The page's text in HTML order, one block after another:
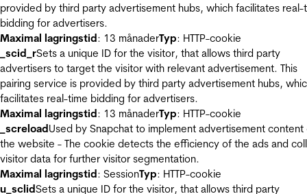
provided by third party advertisement hubs, which facilitates real-
bidding for advertisers.
Maximal lagringstid: 13 månaderTyp: HTTP-cookie
_scid_rSets a unique ID for the visitor, that allows third party
advertisers to target the visitor with relevant advertisement. This
pairing service is provided by third party advertisement hubs,
facilitates real-time bidding for advertisers.
Maximal lagringstid: 13 månaderTyp: HTTP-cookie
_screloadUsed by Snapchat to implement advertisement content
the website - The cookie detects the efficiency of the ads and
visitor data for further visitor segmentation.
Maximal lagringstid: SessionTyp: HTTP-cookie
u_sclidSets a unique ID for the visitor, that allows third party